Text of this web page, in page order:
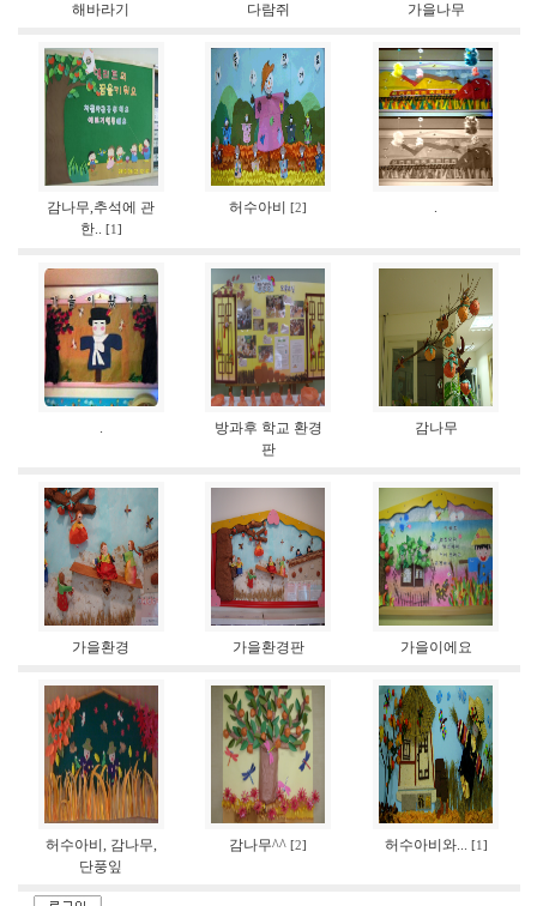
해바라기 다람쥐 가을나무
감나무,추석에 관
한.. [1 ]
허수아비 [2] .
.
방과후 학교 환경
판
감나무
가을환경 가을환경판 가을이에요
허수아비, 감나무,
단풍잎
감나무^^ [2] 허수아비와... [1 ]